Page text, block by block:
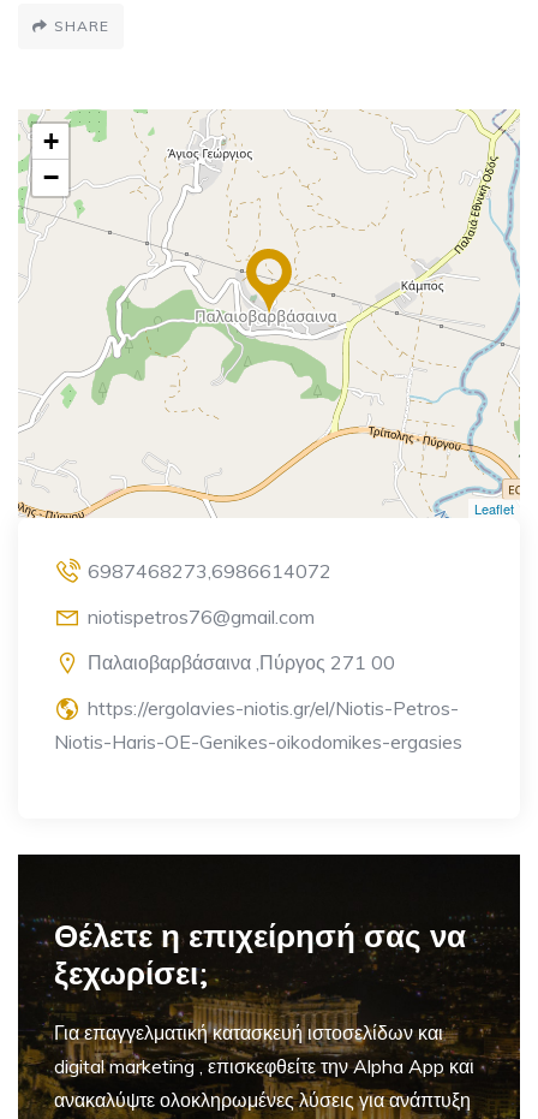
SHARE
+
−
Leaflet
6987468273,6986614072
niotispetros76@gmail.com
Παλαιοβαρβάσαινα ,Πύργος 271 00
https://ergolavies-niotis.gr/el/Niotis-Petros-
Niotis-Haris-OE-Genikes-oikodomikes-ergasies
Θέλετε η επιχείρησή σας να
ξεχωρίσει;
Για επαγγελματικήκατασκευή ιστοσελίδων και
digital marketing, επισκεφθείτε την Alpha App και
ανακαλύψτε ολοκληρωμένες λύσεις για ανάπτυξη